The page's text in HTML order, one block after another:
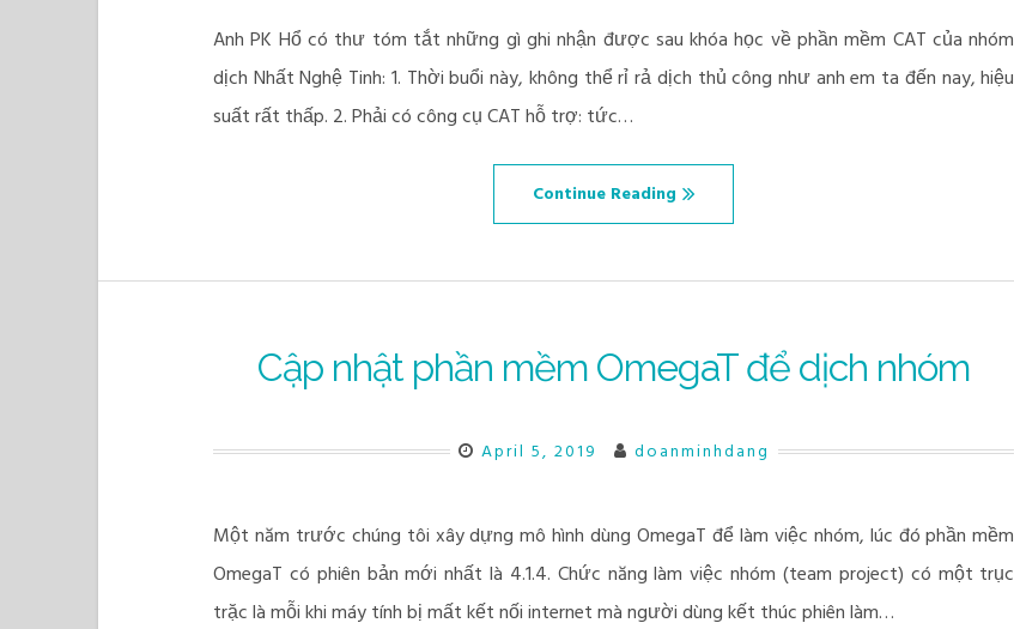
Anh PK Hổ có thư tóm tắt những gì ghi nhận được sau khóa học về phần mềm CAT của nhóm
dịch Nhất Nghệ Tinh: 1. Thời buổi này, không thể rỉ rả dịch thủ công như anh em ta đến nay, hiệu
suất rất thấp. 2. Phải có công cụ CAT hỗ trợ: tức…
Continue Reading
Cập nhật phần mềm OmegaT để dịch nhóm
April 5, 2019 doanminhdang
Một năm trước chúng tôi xây dựng mô hình dùng OmegaT để làm việc nhóm, lúc đó phần mềm
OmegaT có phiên bản mới nhất là 4.1.4. Chức năng làm việc nhóm (team project) có một trục
trặc là mỗi khi máy tính bị mất kết nối internet mà người dùng kết thúc phiên làm…